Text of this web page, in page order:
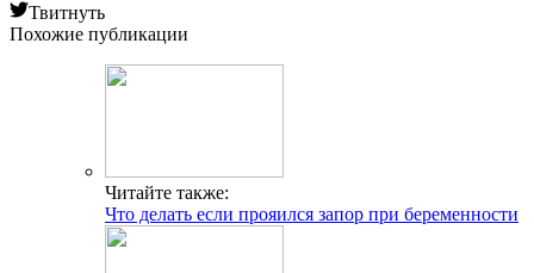
Твитнуть
Похожие публикации
Читайте также:
Что делать если прояился запор при беременности